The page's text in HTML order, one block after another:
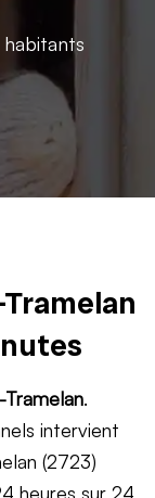
.
intervient
(2723)
heures sur 24